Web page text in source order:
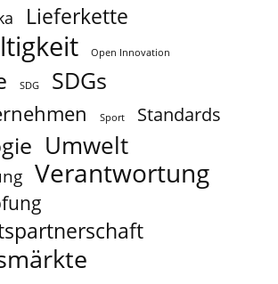
Lieferkette
Open Innovation
SDG SDGs
Sport Standards
Umwelt
Verantwortung